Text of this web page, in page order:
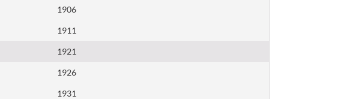
1906
1911
1921
1926
1931